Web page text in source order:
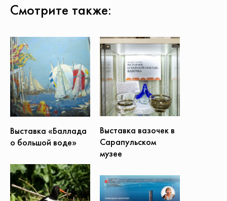
Смотрите также:
Выставка «Баллада
о большой воде»
Выставка вазочек в
Сарапульском
музее